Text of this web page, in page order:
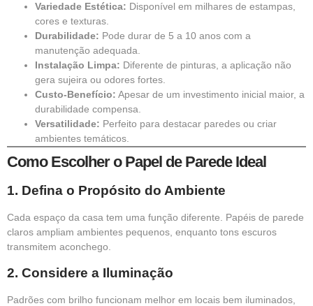
Variedade Estética: Disponível em milhares de estampas,
cores e texturas.
Durabilidade: Pode durar de 5 a 10 anos com a
manutenção adequada.
Instalação Limpa: Diferente de pinturas, a aplicação não
gera sujeira ou odores fortes.
Custo-Benefício: Apesar de um investimento inicial maior, a
durabilidade compensa.
Versatilidade: Perfeito para destacar paredes ou criar
ambientes temáticos.
Como Escolher o Papel de Parede Ideal
1. Defina o Propósito do Ambiente
Cada espaço da casa tem uma função diferente. Papéis de parede
claros ampliam ambientes pequenos, enquanto tons escuros
transmitem aconchego.
2. Considere a Iluminação
Padrões com brilho funcionam melhor em locais bem iluminados,